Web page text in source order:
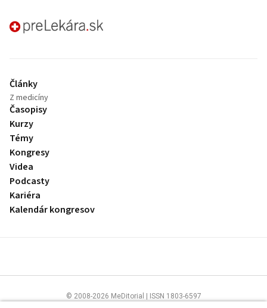
preLekára.sk
Články
Z medicíny
Časopisy
Kurzy
Témy
Kongresy
Videa
Podcasty
Kariéra
Kalendár kongresov
© 2008-2026 MeDitorial | ISSN 1803-6597